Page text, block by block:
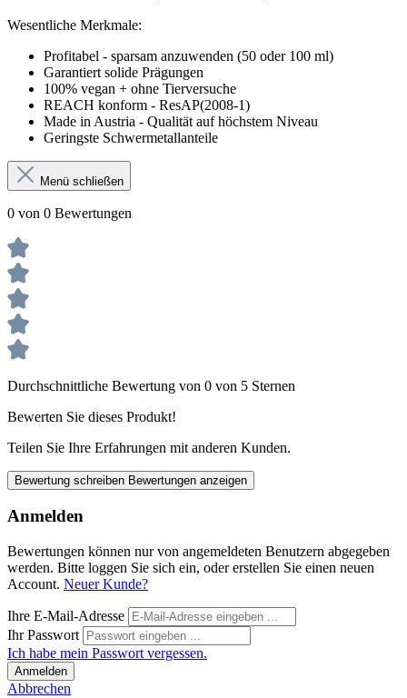
Wesentliche Merkmale:
Profitabel - sparsam anzuwenden (50 oder 100 ml)
Garantiert solide Prägungen
100% vegan + ohne Tierversuche
REACH konform - ResAP(2008-1)
Made in Austria - Qualität auf höchstem Niveau
Geringste Schwermetallanteile
Menü schließen
0 von 0 Bewertungen
Durchschnittliche Bewertung von 0 von 5 Sternen
Bewerten Sie dieses Produkt!
Teilen Sie Ihre Erfahrungen mit anderen Kunden.
Bewertung schreiben Bewertungen anzeigen
Anmelden
Bewertungen können nur von angemeldeten Benutzern abgegeben
werden. Bitte loggen Sie sich ein, oder erstellen Sie einen neuen
Account. Neuer Kunde?
Ihre E-Mail-Adresse
Ihr Passwort
Ich habe mein Passwort vergessen.
Anmelden
Abbrechen